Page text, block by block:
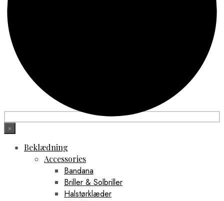
×
Beklædning
Accessories
Bandana
Briller & Solbriller
Halstørklæder